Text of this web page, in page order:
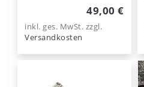
49,00 €
inkl. ges. MwSt. zzgl.
Versandkosten